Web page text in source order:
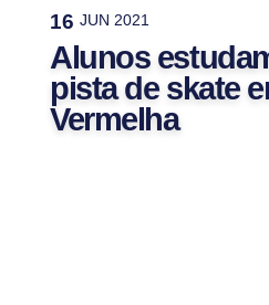
16 JUN 2021
Alunos
pista de skate
Vermelha